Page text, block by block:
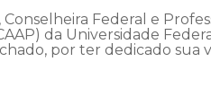
Conselheira Federal e
da Universidade
por ter dedicado sua